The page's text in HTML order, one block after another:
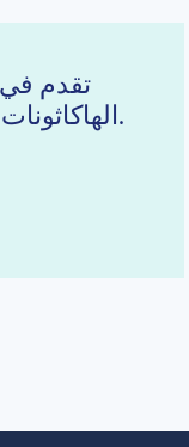
تقدم في
الهاكاثونات مباشرة في بريدك الإلكتروني.